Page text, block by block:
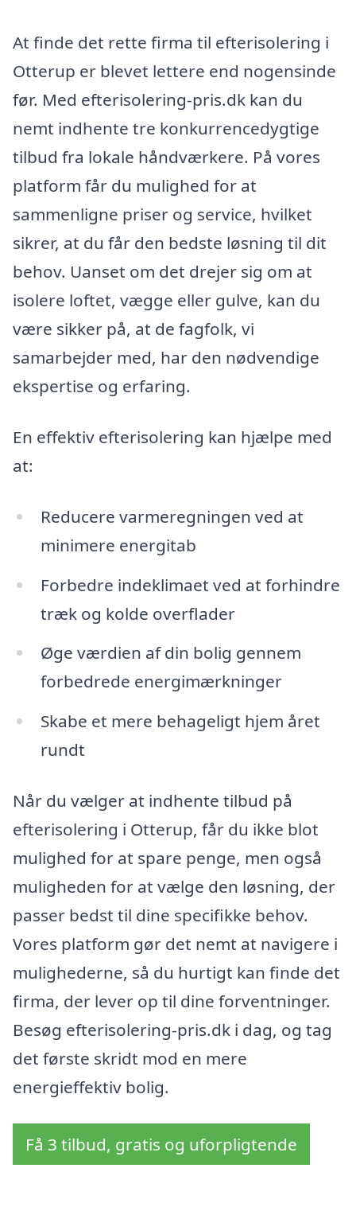
At finde det rette firma til efterisolering i
Otterup er blevet lettere end nogensinde
før. Med efterisolering-pris.dk kan du
nemt indhente tre konkurrencedygtige
tilbud fra lokale håndværkere. På vores
platform får du mulighed for at
sammenligne priser og service, hvilket
sikrer, at du får den bedste løsning til dit
behov. Uanset om det drejer sig om at
isolere loftet, vægge eller gulve, kan du
være sikker på, at de fagfolk, vi
samarbejder med, har den nødvendige
ekspertise og erfaring.
En effektiv efterisolering kan hjælpe med
at:
Reducere varmeregningen ved at
minimere energitab
Forbedre indeklimaet ved at forhindre
træk og kolde overflader
Øge værdien af din bolig gennem
forbedrede energimærkninger
Skabe et mere behageligt hjem året
rundt
Når du vælger at indhente tilbud på
efterisolering i Otterup, får du ikke blot
mulighed for at spare penge, men også
muligheden for at vælge den løsning, der
passer bedst til dine specifikke behov.
Vores platform gør det nemt at navigere i
mulighederne, så du hurtigt kan finde det
firma, der lever op til dine forventninger.
Besøg efterisolering-pris.dk i dag, og tag
det første skridt mod en mere
energieffektiv bolig.
Få 3 tilbud, gratis og uforpligtende